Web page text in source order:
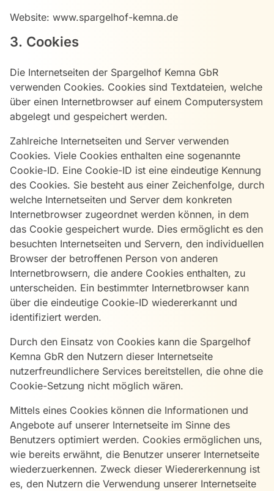
Website: www.spargelhof-kemna.de
3. Cookies
Die Internetseiten der Spargelhof Kemna GbR
verwenden Cookies. Cookies sind Textdateien, welche
über einen Internetbrowser auf einem Computersystem
abgelegt und gespeichert werden.
Zahlreiche Internetseiten und Server verwenden
Cookies. Viele Cookies enthalten eine sogenannte
Cookie-ID. Eine Cookie-ID ist eine eindeutige Kennung
des Cookies. Sie besteht aus einer Zeichenfolge, durch
welche Internetseiten und Server dem konkreten
Internetbrowser zugeordnet werden können, in dem
das Cookie gespeichert wurde. Dies ermöglicht es den
besuchten Internetseiten und Servern, den individuellen
Browser der betroffenen Person von anderen
Internetbrowsern, die andere Cookies enthalten, zu
unterscheiden. Ein bestimmter Internetbrowser kann
über die eindeutige Cookie-ID wiedererkannt und
identifiziert werden.
Durch den Einsatz von Cookies kann die Spargelhof
Kemna GbR den Nutzern dieser Internetseite
nutzerfreundlichere Services bereitstellen, die ohne die
Cookie-Setzung nicht möglich wären.
Mittels eines Cookies können die Informationen und
Angebote auf unserer Internetseite im Sinne des
Benutzers optimiert werden. Cookies ermöglichen uns,
wie bereits erwähnt, die Benutzer unserer Internetseite
wiederzuerkennen. Zweck dieser Wiedererkennung ist
es, den Nutzern die Verwendung unserer Internetseite